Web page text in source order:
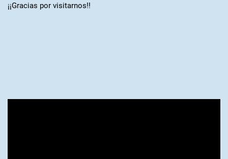
¡¡Gracias por visitarnos!!